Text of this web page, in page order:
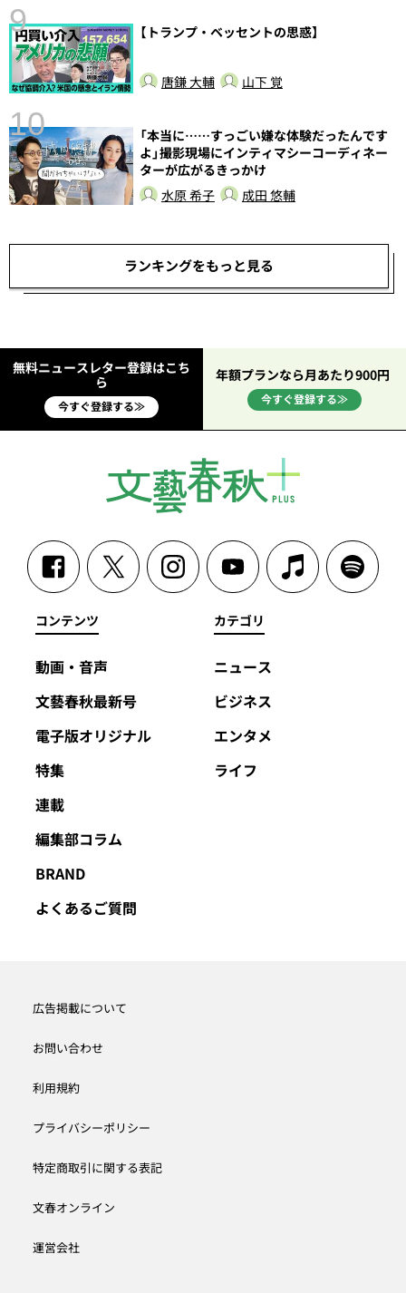
9 【トランプ・ベッセントの思惑】
唐鎌 大輔 山下 覚
10
「本当に……すっごい嫌な体験だったんです
よ」撮影現場にインティマシーコーディネー
ターが広がるきっかけ
水原 希子
成田 悠輔
ランキングをもっと見る
無料ニュースレター登録はこち
ら
今すぐ登録する≫
年額プランなら月あたり900円
今すぐ登録する≫
コンテンツ
動画・音声
文藝春秋最新号
電子版オリジナル
特集
連載
編集部コラム
BRAND
よくあるご質問
カテゴリ
ニュース
ビジネス
エンタメ
ライフ
広告掲載について
お問い合わせ
利用規約
プライバシーポリシー
特定商取引に関する表記
文春オンライン
運営会社